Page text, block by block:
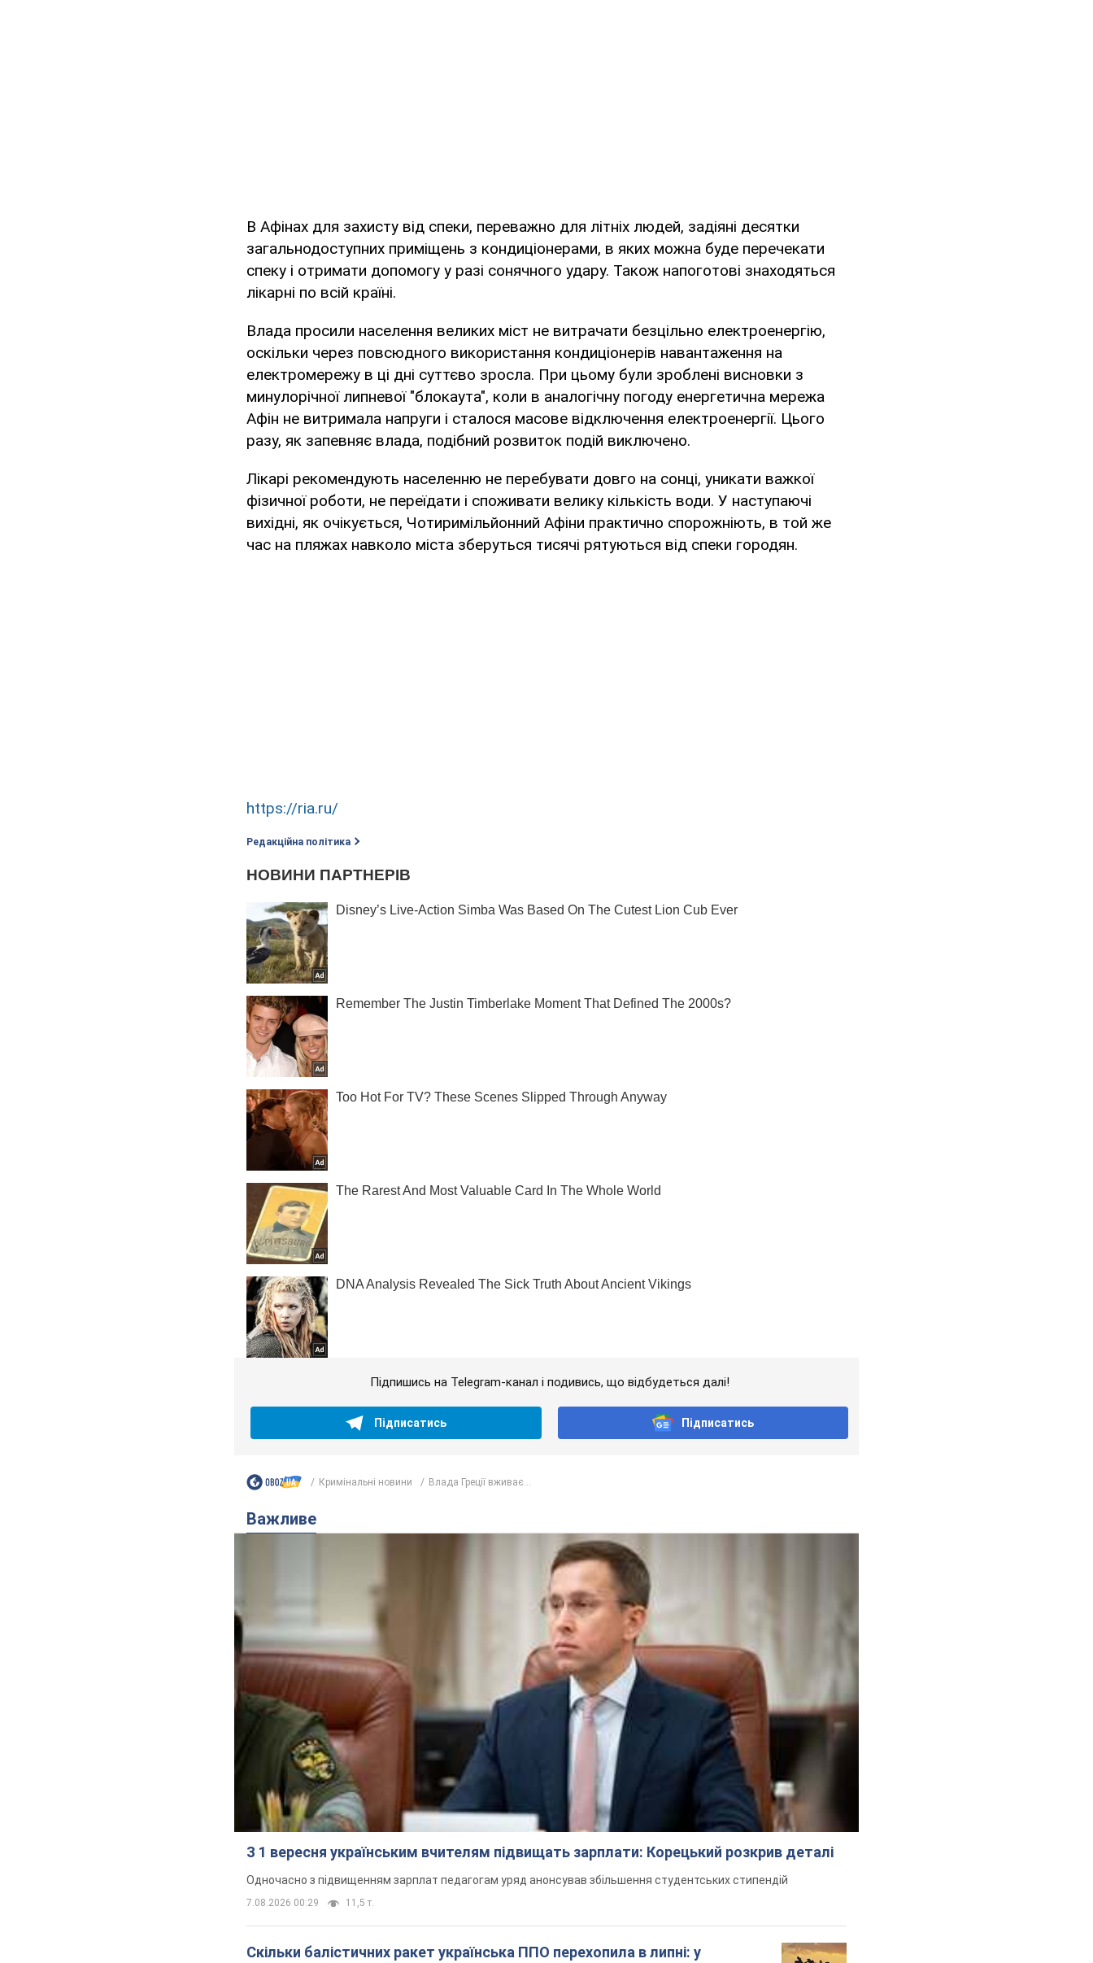
В Афінах для захисту від спеки, переважно для літніх людей, задіяні десятки
загальнодоступних приміщень з кондиціонерами, в яких можна буде перечекати
спеку і отримати допомогу у разі сонячного удару. Також напоготові знаходяться
лікарні по всій країні.
Влада просили населення великих міст не витрачати безцільно електроенергію,
оскільки через повсюдного використання кондиціонерів навантаження на
електромережу в ці дні суттєво зросла. При цьому були зроблені висновки з
минулорічної липневої "блокаута", коли в аналогічну погоду енергетична мережа
Афін не витримала напруги і сталося масове відключення електроенергії. Цього
разу, як запевняє влада, подібний розвиток подій виключено.
Лікарі рекомендують населенню не перебувати довго на сонці, уникати важкої
фізичної роботи, не переїдати і споживати велику кількість води. У наступаючі
вихідні, як очікується, Чотиримільйонний Афіни практично спорожніють, в той же
час на пляжах навколо міста зберуться тисячі рятуються від спеки городян.
https://ria.ru/
Редакційна політика
Підпишись на Telegram-канал і подивись, що відбудеться далі!
Підписатись Підписатись
Кримінальні новини Влада Греції вживає...
Важливе
З 1 вересня українським вчителям підвищать зарплати: Корецький розкрив деталі
Одночасно з підвищенням зарплат педагогам уряд анонсував збільшення студентських стипендій
7.08.2026 00:29 11,5 т.
Скільки балістичних ракет українська ППО перехопила в липні: у